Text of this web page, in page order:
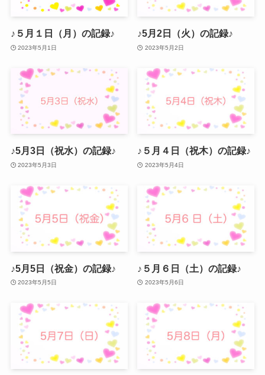
♪５月１日（月）の記録♪
2023年5月1日
♪5月2日（火）の記録♪
2023年5月2日
♪5月3日（祝水）の記録♪
2023年5月3日
♪５月４日（祝木）の記録♪
2023年5月4日
♪5月5日（祝金）の記録♪
2023年5月5日
♪５月６日（土）の記録♪
2023年5月6日